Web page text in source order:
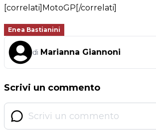
[correlati]MotoGP[/correlati]
Enea Bastianini
di Marianna Giannoni
Scrivi un commento